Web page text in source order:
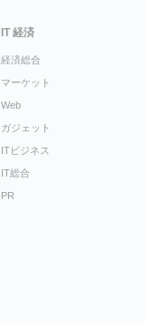
IT 経済
経済総合
マーケット
Web
ガジェット
ITビジネス
IT総合
PR